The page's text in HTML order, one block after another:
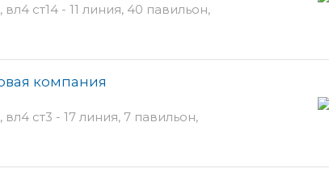
ст14 - 11 линия, 40 павильон,
компания
ст3 - 17 линия, 7 павильон,